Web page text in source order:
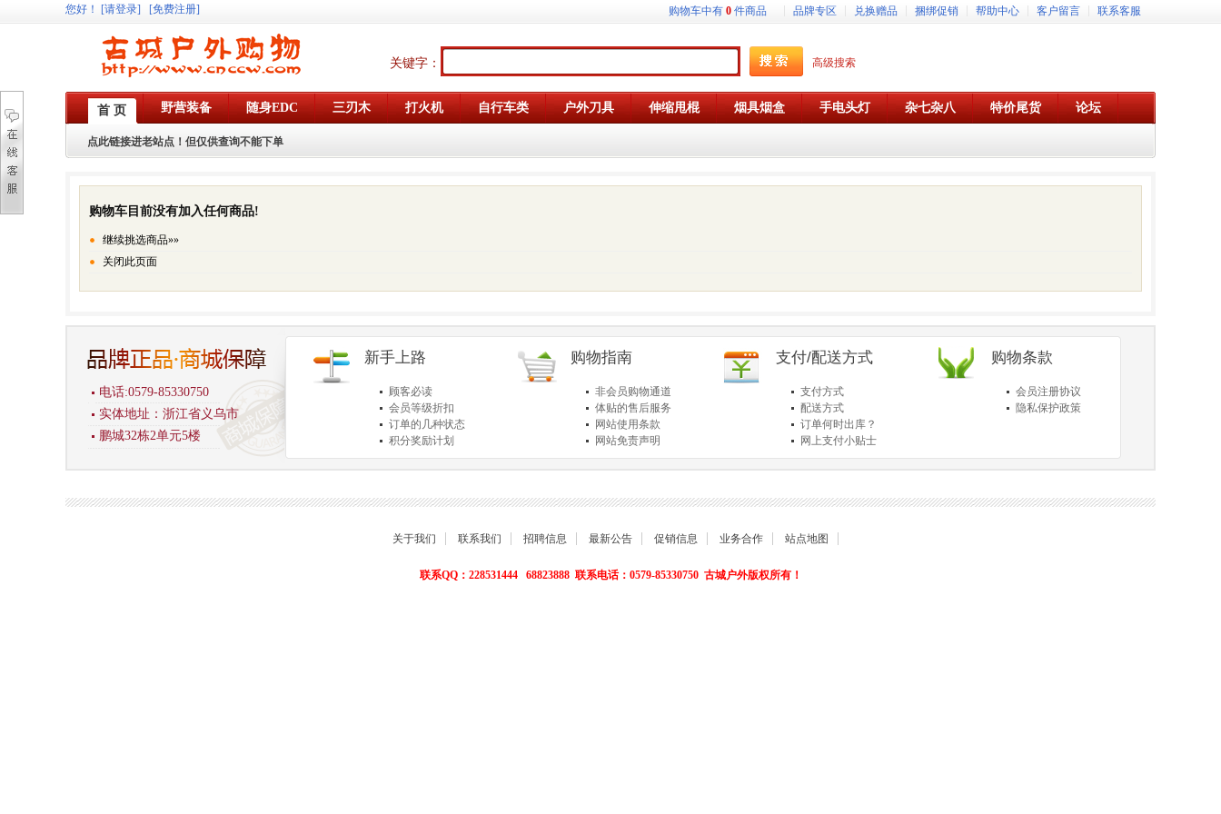
您好 ！ [请登录] [免费注册] 购物车中有 0 件商品 品牌专区 兑换赠品 捆绑促销 帮助中心 客户留言 联系客服
关键字： 高级搜索
首 页 野营装备 随身EDC 三刃木 打火机 自行车类 户外刀具 伸缩甩棍 烟具烟盒 手电头灯 杂七杂八 特价尾货 论坛
点此链接进老站点！但仅供查询不能下单
购物车目前没有加入任何商品!
继续挑选商品»»
关闭此页面
电话:0579-85330750
实体地址：浙江省义乌市
鹏城32栋2单元5楼
新手上路
顾客必读
会员等级折扣
订单的几种状态
积分奖励计划
商品退货保障
购物指南
非会员购物通道
体贴的售后服务
网站使用条款
网站免责声明
简单的购物流程
支付/配送方式
支付方式
配送方式
订单何时出库？
网上支付小贴士
关于送货和验货
购物条款
会员注册协议
隐私保护政策
关于我们 联系我们 招聘信息 最新公告 促销信息 业务合作 站点地图
联系QQ：228531444 68823888 联系电话：0579-85330750 古城户外版权所有！